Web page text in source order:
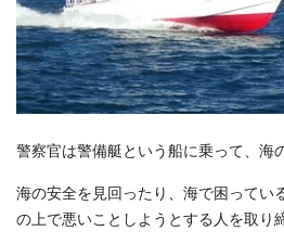
警察官は警備艇という船に乗って、海
海の安全を見回ったり、海で困ってい
の上で悪いことしようとする人を取り